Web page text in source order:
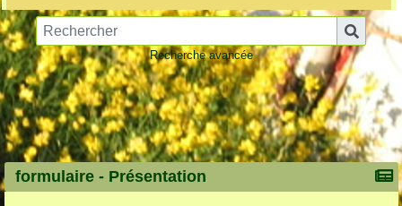
Recherche avancée
formulaire - Présentation